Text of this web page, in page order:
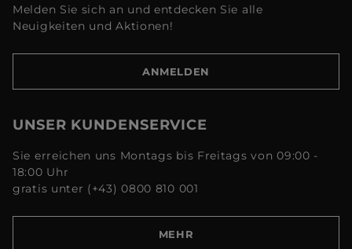
Melden Sie sich an und entdecken Sie alle
Neuigkeiten und Aktionen!
ANMELDEN
UNSER KUNDENSERVICE
Sie erreichen uns Montags bis Freitags von 09:00 -
18:00 Uhr
gratis unter (+43) 0800 810 001
MEHR